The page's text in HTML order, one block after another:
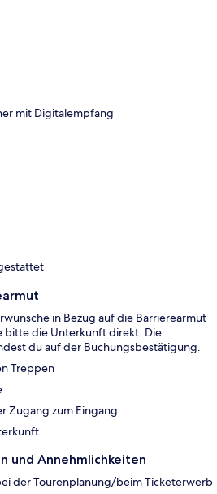
mit Digitalempfang
in Bezug auf die Barrierearmut
bitte die Unterkunft direkt. Die
du auf der Buchungsbestätigung.
Treppen
Zugang zum Eingang
und Annehmlichkeiten
der Tourenplanung/beim Ticketerwerb